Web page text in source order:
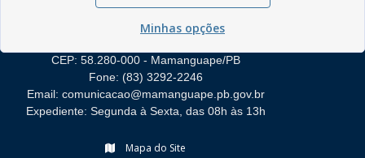
CEP: 58.280-000 - Mamanguape/PB
Fone: (83) 3292-2246
Email: comunicacao@mamanguape.pb.gov.br
Expediente: Segunda à Sexta, das 08h às 13h
Mapa do Site
Minhas opções